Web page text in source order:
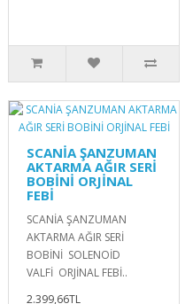
SCANİA ŞANZUMAN
AKTARMA AĞIR SERİ
BOBİNİ ORJİNAL
FEBİ
SCANİA ŞANZUMAN
AKTARMA AĞIR SERİ
BOBİNİ SOLENOİD
VALFİ ORJİNAL FEBİ..
2.399,66TL